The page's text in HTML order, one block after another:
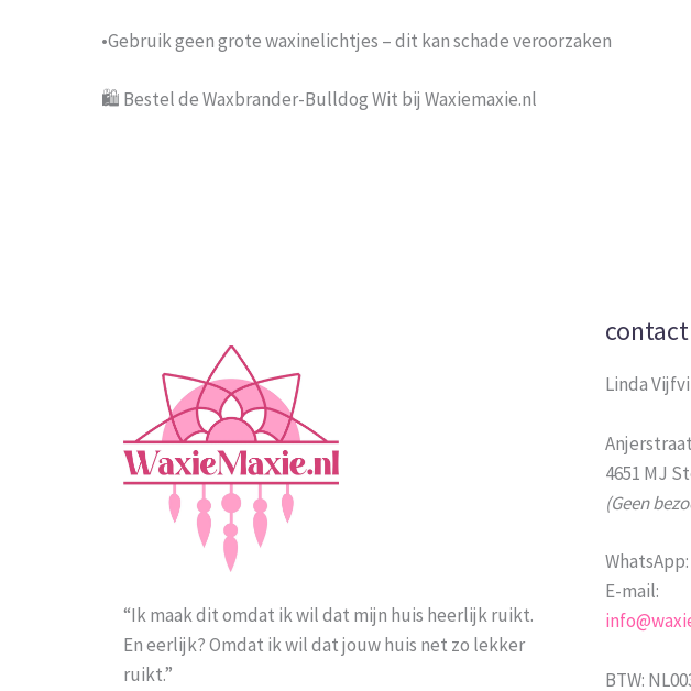
•Gebruik geen grote waxinelichtjes – dit kan schade veroorzaken
🛍️ Bestel de Waxbrander-Bulldog Wit bij Waxiemaxie.nl
“Ik maak dit omdat ik wil dat mijn huis heerlijk ruikt.
En eerlijk? Omdat ik wil dat jouw huis net zo lekker
ruikt.”
Linda
4651 MJ
(Geen
E-mail:
BTW: